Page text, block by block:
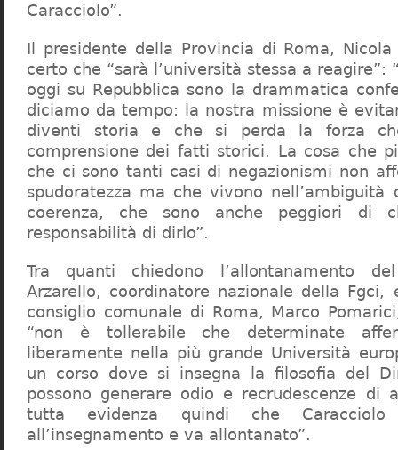
Caracciolo”.
Il presidente della Provincia di Roma,
certo che “sarà l’università stessa a reagire”:
oggi su Repubblica sono la drammatica
diciamo da tempo: la nostra missione è
diventi storia e che si perda la forza
comprensione dei fatti storici. La cosa che
che ci sono tanti casi di negazionismi non
spudoratezza ma che vivono nell’ambiguità
coerenza, che sono anche peggiori di
responsabilità di dirlo”.
Tra quanti chiedono l’allontanamento
Arzarello, coordinatore nazionale della
consiglio comunale di Roma, Marco
“non è tollerabile che determinate
liberamente nella più grande Università
un corso dove si insegna la filosofia del
possono generare odio e recrudescenze di
tutta evidenza quindi che
all’insegnamento e va allontanato”.